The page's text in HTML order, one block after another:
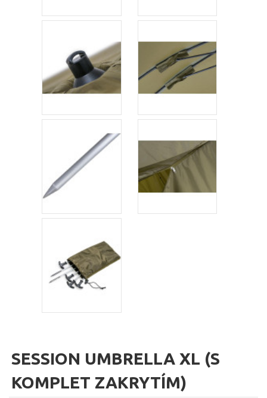
SESSION UMBRELLA XL (S
KOMPLET ZAKRYTÍM)